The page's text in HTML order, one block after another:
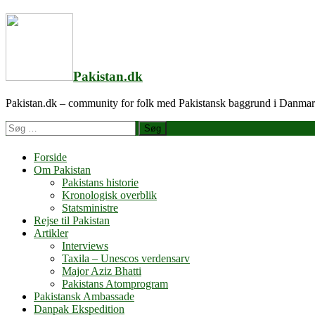
Videre
Pakistan.dk
Pakistan.dk – community for folk med Pakistansk baggrund i
Søg
efter
Forside
Om Pakistan
Pakistans historie
Kronologisk overblik
Statsministre
Rejse til Pakistan
Artikler
Interviews
Taxila – Unescos verdensarv
Major Aziz Bhatti
Pakistans Atomprogram
Pakistansk Ambassade
Danpak Ekspedition